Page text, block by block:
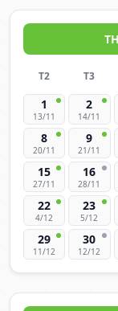
T2 T3
1
13/11
2
14/11
8
20/11
9
21/11
15
27/11
16
28/11
22
4/12
23
5/12
29
11/12
30
12/12